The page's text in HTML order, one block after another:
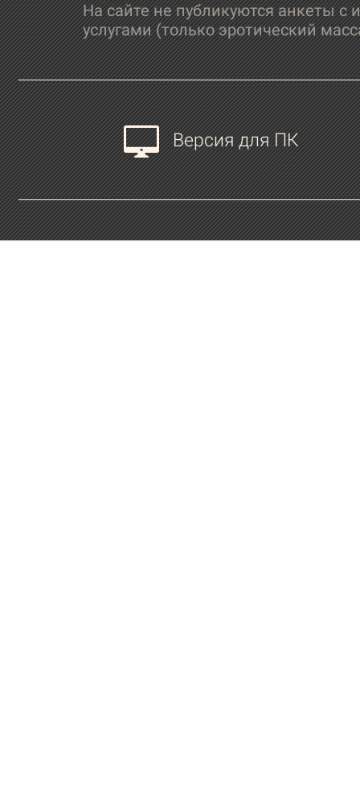
На сайте не публикуются анкеты с
услугами (только эротический
Версия для ПК